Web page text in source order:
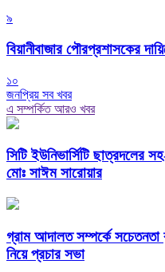
৯
বিয়ানীবাজার পৌরপ্রশাসকের
১০
জনপ্রিয় সব খবর
এ সম্পর্কিত আরও খবর
সিটি ইউনিভার্সিটি ছাত্রদলের
মোঃ সাঈম সারোয়ার
গ্রাম আদালত সম্পর্কে সচেতনতা
নিয়ে প্রচার সভা